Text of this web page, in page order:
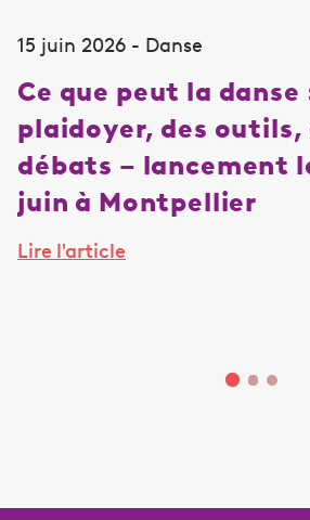
15 juin 2026 - Danse
Ce que peut la danse
plaidoyer, des outils,
débats – lancement
juin à Montpellier
Lire l'article